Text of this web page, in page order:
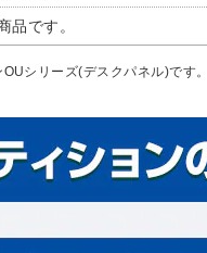
品です。
シリーズ(デスクパネル)です。